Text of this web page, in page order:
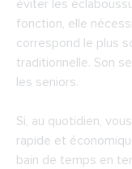
éviter les
fonction, elle
correspond le plus
traditionnelle. Son
les seniors.
Si, au quotidien,
rapide et
bain de temps en